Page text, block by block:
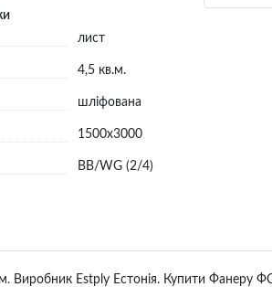
лист
4,5 кв.м.
шліфована
1500x3000
BB/WG (2/4)
Виробник Estply Естонія. Купити Фанеру